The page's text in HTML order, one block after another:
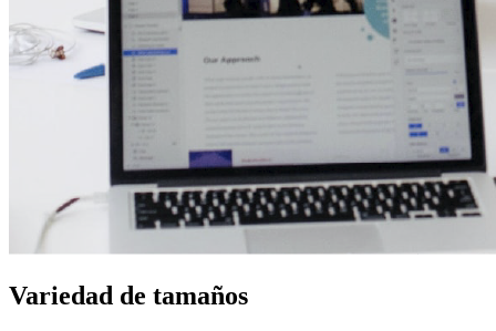
Variedad de tamaños